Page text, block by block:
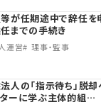
が任期途中で辞任を
までの手続き
運営 理事・監事
人の「指示待ち」脱
ーに学ぶ主体的組…